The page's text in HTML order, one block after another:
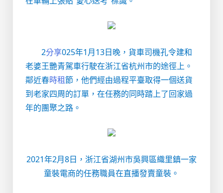
2分享025年1月13日晚，貨車司機孔令建和
老婆王艷青駕車行駛在浙江省杭州市的途徑上。
鄰近春時租節，他們經由過程平臺取得一個送貨
到老家四周的訂單，在任務的同時踏上了回家過
年的團聚之路。
2021年2月8日，浙江省湖州市吳興區織里鎮一家
童裝電商的任務職員在直播發賣童裝。